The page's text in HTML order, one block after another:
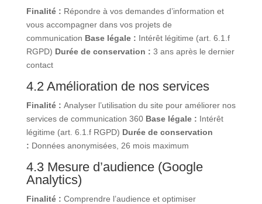
Finalité : Répondre à vos demandes d’information et
vous accompagner dans vos projets de
communication Base légale : Intérêt légitime (art. 6.1.f
RGPD) Durée de conservation : 3 ans après le dernier
contact
4.2 Amélioration de nos services
Finalité : Analyser l’utilisation du site pour améliorer nos
services de communication 360 Base légale : Intérêt
légitime (art. 6.1.f RGPD) Durée de conservation
: Données anonymisées, 26 mois maximum
4.3 Mesure d’audience (Google
Analytics)
Finalité : Comprendre l’audience et optimiser